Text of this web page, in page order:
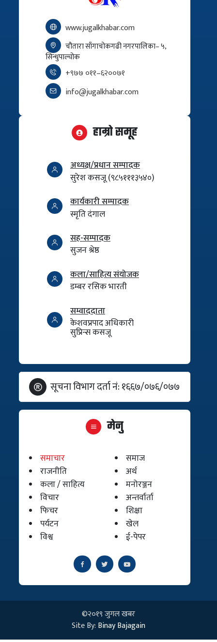
www.jugalkhabar.com
चौतारा साँगाचोकगढी नगरपालिका– ५,
सिन्धुपाल्चोक
+९७७ ०११–६२००७१
info@jugalkhabar.com
हाम्रो समूह
अध्यक्ष/प्रधान सम्पादक
सुरेश कसजू (९८५१११३५४०)
कार्यकारी सम्पादक
स्मृति दंगाल
सह-सम्पादक
सुजन श्रेष्ठ
कला/साहित्य संयोजक
डम्बर रसिक भारती
सम्वाददाता
केशवप्रपाद अधिकारी
सुप्रिन्स कसजू
सूचना विभाग दर्ता नं: १६६७/०७६/०७७
मेनु
समाचार
समाज
राजनीति
अर्थ
कला / साहित्य
मनोरञ्जन
विचार
अन्तर्वार्ता
फिचर
शिक्षा
पर्यटन
खेल
विश्व
ई-पेपर
©२०१९ जुगल खबर
Site By: Binay Bajagain